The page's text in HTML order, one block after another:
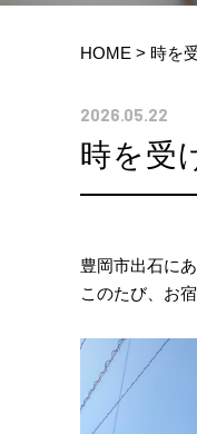
HOME > 時を
2026.05.22
時を受
豊岡市出石に
このたび、お